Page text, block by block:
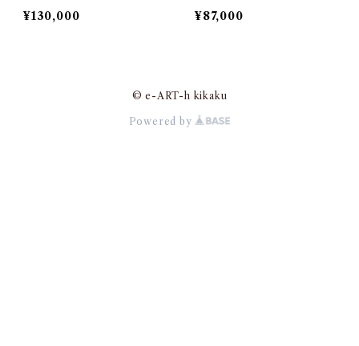
¥130,000
mi
¥87,000
© e-ART-h kikaku
Powered by